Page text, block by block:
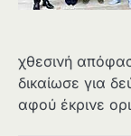
χθεσινή
δικαίωσε για
αφού έκρινε